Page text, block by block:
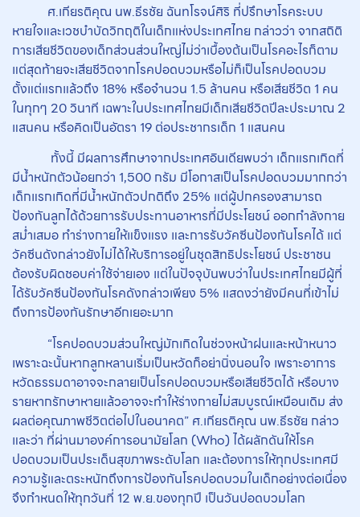
ศ.เกียรติคุณ นพ.ธีรชัย ฉันทโรจน์ศิริ ที่ปรึกษาโรคระบบ
หายใจและเวชบำบัดวิกฤติในเด็กแห่งประเทศไทย กล่าวว่า จากสถิติ
การเสียชีวิตของเด็กส่วนส่วนใหญ่ไม่ว่าเบื้องต้นเป็นโรคอะไรก็ตาม
แต่สุดท้ายจะเสียชีวิตจากโรคปอดบวมหรือไม่ก็เป็นโรคปอดบวม
ตั้งแต่แรกแล้วถึง 18% หรือจำนวน 1.5 ล้านคน หรือเสียชีวิต 1 คน
ในทุกๆ 20 วินาที เฉพาะในประเทศไทยมีเด็กเสียชีวิตปีละประมาณ 2
แสนคน หรือคิดเป็นอัตรา 19 ต่อประชากรเด็ก 1 แสนคน
ทั้งนี้ มีผลการศึกษาจากประเทศอินเดียพบว่า เด็กแรกเกิดที่
มีน้ำหนักตัวน้อยกว่า 1,500 กรัม มีโอกาสเป็นโรคปอดบวมมากกว่า
เด็กแรกเกิดที่มีน้ำหนักตัวปกติถึง 25% แต่ผู้ปกครองสามารถ
ป้องกันลูกได้ด้วยการรับประทานอาหารที่มีประโยชน์ ออกกำลังกาย
สม่ำเสมอ ทำร่างกายให้แข็งแรง และการรับวัคซีนป้องกันโรคได้ แต่
วัคซีนดังกล่าวยังไม่ได้ให้บริการอยู่ในชุดสิทธิประโยชน์ ประชาชน
ต้องรับผิดชอบค่าใช้จ่ายเอง แต่ในปัจจุบันพบว่าในประเทศไทยมีผู้ที่
ได้รับวัคซีนป้องกันโรคดังกล่าวเพียง 5% แสดงว่ายังมีคนที่เข้าไม่
ถึงการป้องกันรักษาอีกเยอะมาก
“โรคปอดบวมส่วนใหญ่มักเกิดในช่วงหน้าฝนและหน้าหนาว
เพราะฉะนั้นหากลูกหลานเริ่มเป็นหวัดก็อย่านิ่งนอนใจ เพราะอาการ
หวัดธรรมดาอาจจะกลายเป็นโรคปอดบวมหรือเสียชีวิตได้ หรือบาง
รายหากรักษาหายแล้วอาจจะทำให้ร่างกายไม่สมบูรณ์เหมือนเดิม ส่ง
ผลต่อคุณภาพชีวิตต่อไปในอนาคต” ศ.เกียรติคุณ นพ.ธีรชัย กล่าว
และว่า ที่ผ่านมาองค์การอนามัยโลก (Who) ได้ผลักดันให้โรค
ปอดบวมเป็นประเด็นสุขภาพระดับโลก และต้องการให้ทุกประเทศมี
ความรู้และตระหนักถึงการป้องกันโรคปอดบวมในเด็กอย่างต่อเนื่อง
จึงกำหนดให้ทุกวันที่ 12 พ.ย.ของทุกปี เป็นวันปอดบวมโลก